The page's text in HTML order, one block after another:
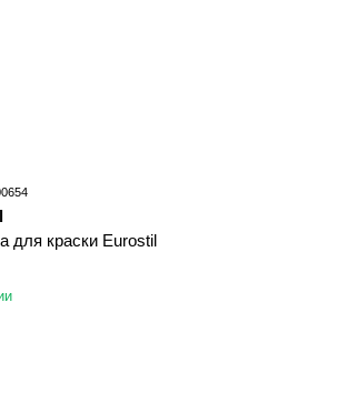
для краски Eurostil